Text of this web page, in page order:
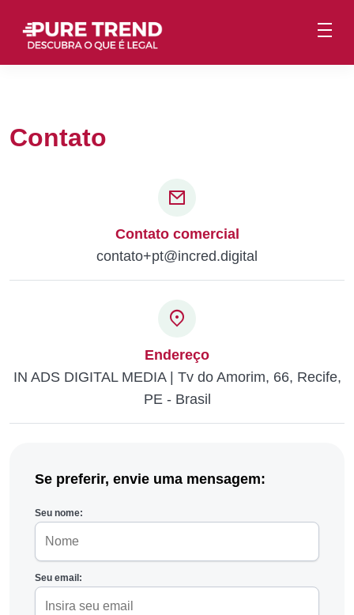
Contato
Contato comercial
contato+pt@incred.digital
Endereço
IN ADS DIGITAL MEDIA | Tv do Amorim, 66, Recife,
PE - Brasil
Se preferir, envie uma mensagem:
Seu nome:
Seu email: